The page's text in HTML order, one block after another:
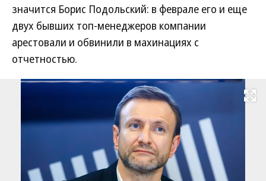
значится Борис Подольский: в феврале его и еще
двух бывших топ-менеджеров компании
арестовали и обвинили в махинациях с
отчетностью.
Развернуть